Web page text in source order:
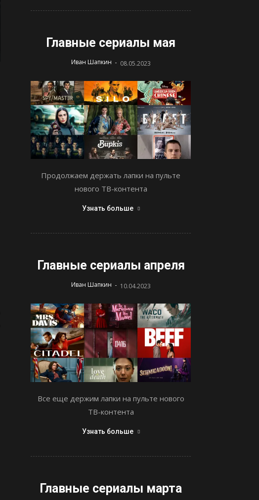
Главные сериалы мая
Иван Шапкин - 08.05.2023
Продолжаем держать лапки на пульте
нового ТВ-контента
Узнать больше
Главные сериалы апреля
Иван Шапкин - 10.04.2023
Все еще держим лапки на пульте нового
ТВ-контента
Узнать больше
Главные сериалы марта